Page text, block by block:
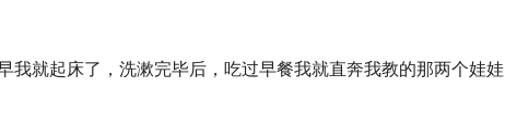
我就起床了，洗漱完毕后，吃过早餐我就直奔我教的那两个娃娃